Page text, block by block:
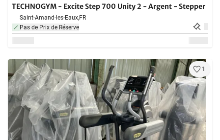
TECHNOGYM - Excite Step 700 Unity 2 - Argent - Stepper
Saint-Amand-les-Eaux,FR
Pas de Prix de Réserve
1